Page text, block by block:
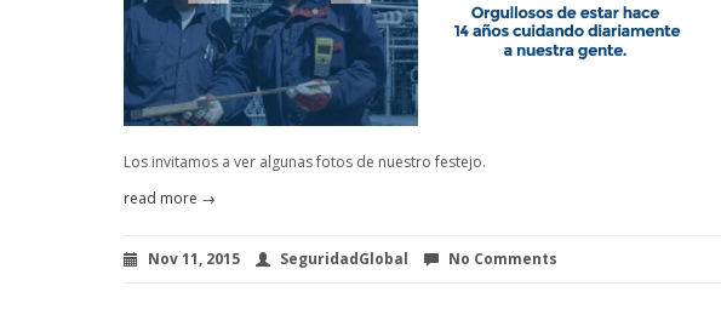
Los invitamos a ver algunas fotos de nuestro festejo.
read more →
Nov 11, 2015 SeguridadGlobal No Comments